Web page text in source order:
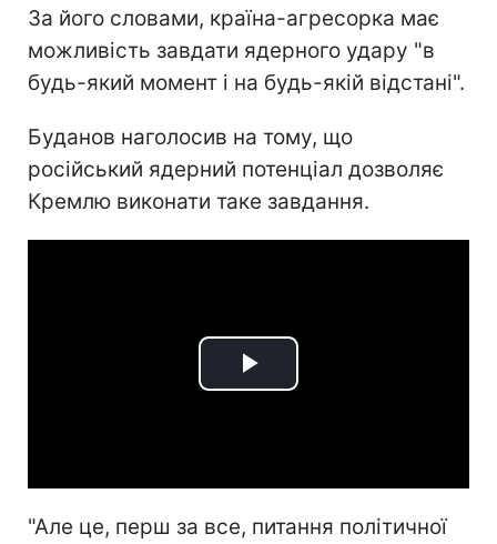
За його словами, країна-агресорка має
можливість завдати ядерного удару "в
будь-який момент і на будь-якій відстані".
Буданов наголосив на тому, що
російський ядерний потенціал дозволяє
Кремлю виконати таке завдання.
Play
"Але це, перш за все, питання політичної